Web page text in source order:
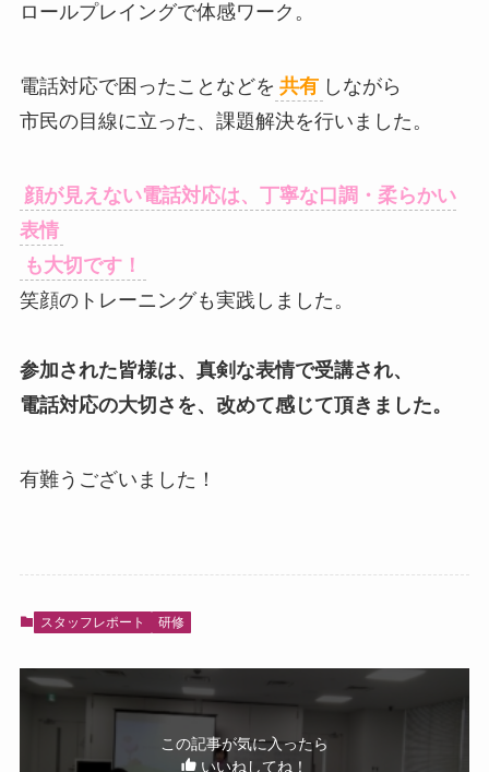
ロールプレイングで体感ワーク。
電話対応で困ったことなどを 共有 しながら
市民の目線に立った、課題解決を行いました。
顔が見えない電話対応は、丁寧な口調・柔らかい
表情
も大切です！
笑顔のトレーニングも実践しました。
参加された皆様は、真剣な表情で受講され、
電話対応の大切さを、改めて感じて頂きました。
有難うございました！
スタッフレポート 研修
この記事が気に入ったら
いいねしてね！